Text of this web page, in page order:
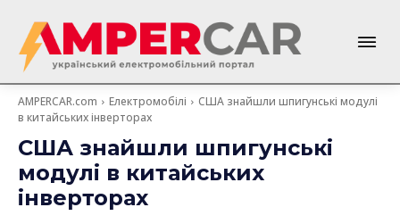
AMPERCAR.com Електромобілі
США знайшли шпигунські модулі
в китайських інверторах
США знайшли шпигунські
модулі в китайських
інверторах